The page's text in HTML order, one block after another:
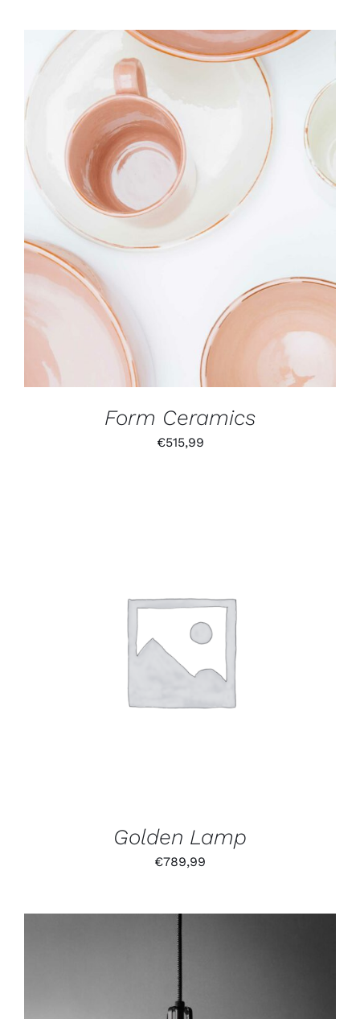
IN DEN WARENKORB
/
Form Ceramics
€515,99
IN DEN WARENKORB
/
Golden Lamp
€789,99